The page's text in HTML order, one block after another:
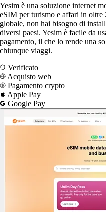
Yesim è una soluzione internet
eSIM per turismo e affari in
globale, non hai bisogno di
diversi paesi. Yesim è facile da
pagamento, il che lo rende una
chiunque viaggi.
Verificato
Acquisto web
Pagamento crypto
Apple Pay
Google Pay